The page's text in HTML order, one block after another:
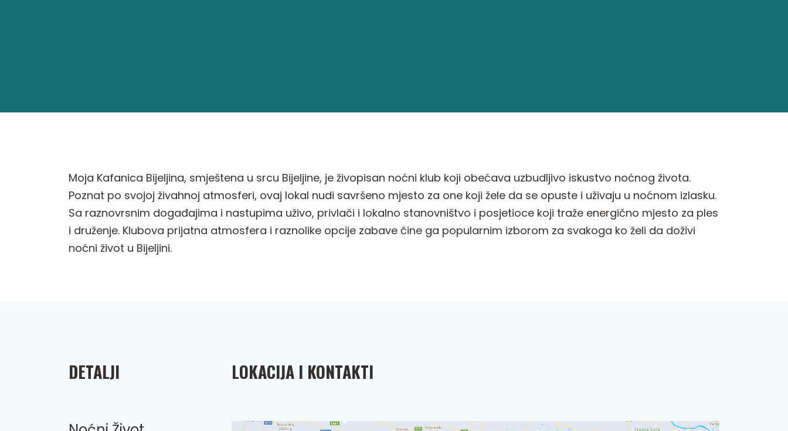
Moja Kafanica Bijeljina, smještena u srcu Bijeljine, je živopisan noćni klub koji obećava uzbudljivo iskustvo noćnog života.
Poznat po svojoj živahnoj atmosferi, ovaj lokal nudi savršeno mjesto za one koji žele da se opuste i uživaju u noćnom izlasku.
Sa raznovrsnim događajima i nastupima uživo, privlači i lokalno stanovništvo i posjetioce koji traže energično mjesto za ples
i druženje. Klubova prijatna atmosfera i raznolike opcije zabave čine ga popularnim izborom za svakoga ko želi da doživi
noćni život u Bijeljini.
DETALJI LOKACIJA I KONTAKTI